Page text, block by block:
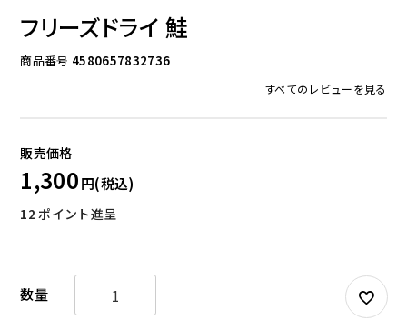
お試しセット
フリーズドライ 鮭
商品番号 4580657832736
すべてのレビューを見る
1,300
12ポイント進呈